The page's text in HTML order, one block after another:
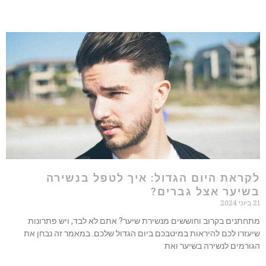
היום הגדול: איך לטפל בנשירה
אצל גברים?
בקרוב וחוששים מנשירת שיער? אתם לא לבד, ויש פתרונות
לכם להיראות במיטבכם ביום הגדול שלכם. במאמר זה נבחן את
לנשירה בשיער ואת